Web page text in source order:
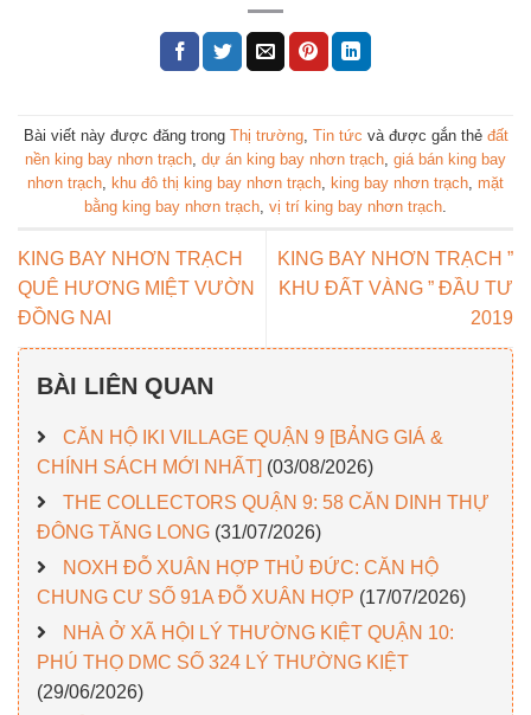
Bài viết này được đăng trong Thị trường, Tin tức và được gắn thẻ đất
nền king bay nhơn trạch dự án king bay nhơn trạch giá bán king bay
nhơn trạch khu đô thị king bay nhơn trạch king bay nhơn trạch mặt
bằng king bay nhơn trạch vị trí king bay nhơn trạch
KING BAY NHƠN TRẠCH
QUÊ HƯƠNG MIỆT VƯỜN
ĐỒNG NAI
KING BAY NHƠN TRẠCH ”
KHU ĐẤT VÀNG ” ĐẦU TƯ
2019
BÀI LIÊN QUAN
CĂN HỘ IKI VILLAGE QUẬN 9 [BẢNG GIÁ &
CHÍNH SÁCH MỚI NHẤT] (03/08/2026)
THE COLLECTORS QUẬN 9: 58 CĂN DINH THỰ
ĐÔNG TĂNG LONG (31/07/2026)
NOXH ĐỖ XUÂN HỢP THỦ ĐỨC: CĂN HỘ
CHUNG CƯ SỐ 91A ĐỖ XUÂN HỢP (17/07/2026)
NHÀ Ở XÃ HỘI LÝ THƯỜNG KIỆT QUẬN 10:
PHÚ THỌ DMC SỐ 324 LÝ THƯỜNG KIỆT
(29/06/2026)